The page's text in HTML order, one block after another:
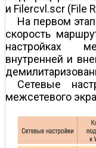
и Filercvl.scr (File
На первом
скорость
настройках
внутренней и
Сетевые
межсетевого